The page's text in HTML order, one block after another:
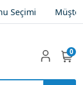
Seçimi
0